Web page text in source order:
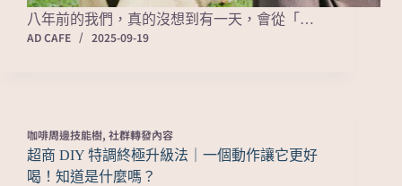
八年前的我們，真的沒想到有一天，會從「…
AD CAFE
2025-09-19
咖啡周邊技能樹, 社群轉發內容
超商 DIY 特調終極升級法｜一個動作讓它更好
喝！知道是什麼嗎？